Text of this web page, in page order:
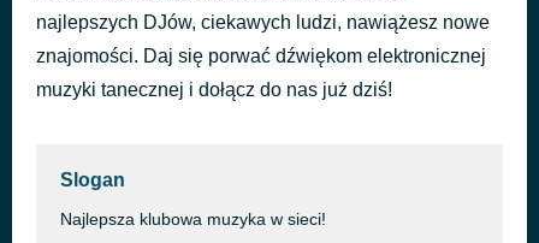
najlepszych DJów, ciekawych ludzi, nawiążesz nowe
znajomości. Daj się porwać dźwiękom elektronicznej
muzyki tanecznej i dołącz do nas już dziś!
Slogan
Najlepsza klubowa muzyka w sieci!